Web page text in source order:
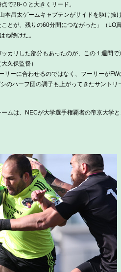
で28-０と大きくリード。
本昌太ゲームキャプテンがサイドを駆け抜
とが、残りの60分間につながった」（LO
ね除けた。
カリした部分もあったのが、この１週間
久保監督）
リーに合わせるのではなく、フーリーが
のハーフ団の調子も上がってきたサント
ムは、NECが大学選手権覇者の帝京大学